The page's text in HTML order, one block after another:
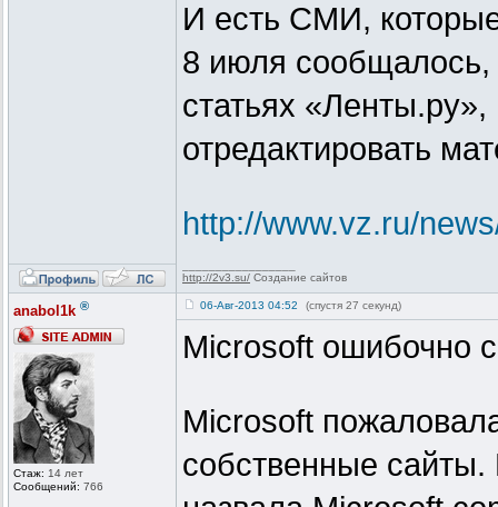
И есть СМИ,
8 июля сообщалось,
статьях
отредактировать
http://www.vz.ru/
http://2v3.su/ Создание сайтов
anabol1k ®
Стаж: 14 лет
Сообщений: 766
06-Авг-2013 04:52 (спустя 27 секунд)
Microsoft ошибочно
Microsoft
собственные